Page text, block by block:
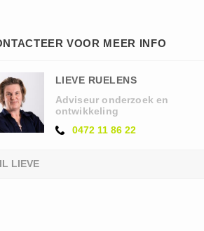
VOOR MEER INFO
LIEVE RUELENS
Adviseur onderzoek en
ontwikkeling
0472 11 86 22
LIEVE